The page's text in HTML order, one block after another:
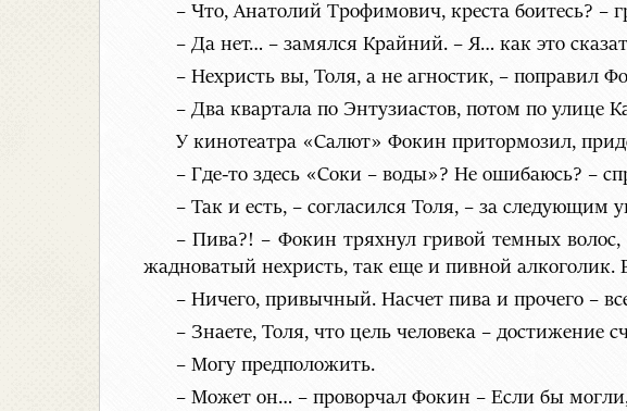
– Что, Анатолий Трофимович, креста боитесь? –
– Да нет… – замялся Крайний. – Я… как это
– Нехристь вы, Толя, а не агностик, – поправил
– Два квартала по Энтузиастов, потом по улице
У кинотеатра «Салют» Фокин притормозил,
– Где-то здесь «Соки – воды»? Не ошибаюсь? –
– Так и есть, – согласился Толя, – за следующим
– Пива?! – Фокин тряхнул гривой темных
жадноватый нехристь, так еще и пивной
– Ничего, привычный. Насчет пива и прочего –
– Знаете, Толя, что цель человека – достижение
– Могу предположить.
– Может он… – проворчал Фокин – Если бы могли,